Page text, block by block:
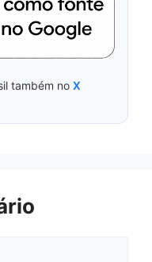
também no X